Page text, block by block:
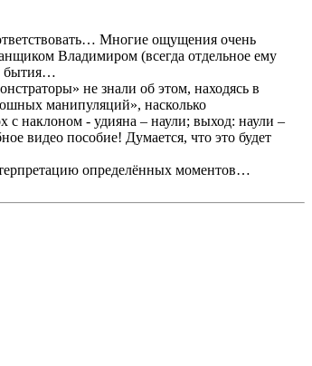
Многие ощущения очень
Владимиром (всегда отдельное ему
бытия…
не знали об этом, находясь в
манипуляций», насколько
с наклоном - удияна – наули; выход: наули –
видео пособие! Думается, что это будет
определённых моментов…